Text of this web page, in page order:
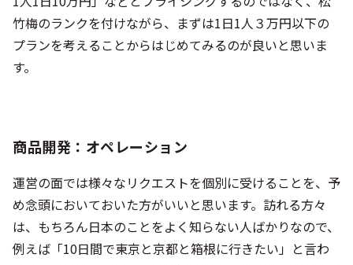
商品開発：オペレーション
例えば「10日間で東京と京都と箱根に行きたい」と言わ
れてしまうと、予算と日数を鑑みると、コースはかなり限
定的になり、体験できることも限られてしまうでしょう。
さらに日本をよく知らないが故に生まれる個別の矛盾した
リクエストに翻弄されることもあると思います。そのよう